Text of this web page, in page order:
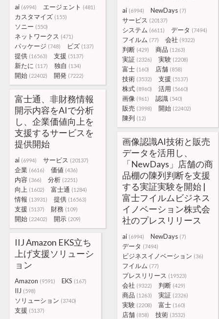
ai (6994) エージェント (481)
カスタマイズ (155)
ソニー (550)
ネットワークス (471)
パッケージ (748) ビズ (137)
提供 (16563) 支援 (5137)
新たに (117) 独自 (134)
開始 (22402) 開発 (7222)
ai (6994) NewDays (7)
サービス (20137)
システム (6611) データ (7494)
フイルム (77) 会社 (9322)
判断 (429) 商品 (1263)
実証 (2326) 実験 (2208)
富士 (160) 店舗 (858)
技術 (3532) 支援 (5137)
株式 (8960) 活用 (5660)
画像 (961) 認識 (540)
販売 (3998) 開始 (22402)
陳列 (12)
富士通、非財務情報
開示内容をAIで分析
し、企業価値向上を
支援するサービスを
提供開始
ai (6994) サービス (20137)
企業 (6616) 価値 (436)
内容 (366) 分析 (2251)
向上 (1602) 富士通 (1284)
情報 (13931) 提供 (16563)
支援 (5137) 財務 (109)
開始 (22402) 開示 (209)
画像認識AI技術と販売
データを活用し、
「NewDays」店舗の商
品棚の陳列判断を支援
する実証実験を開始 |
富士フイルムビジネス
イノベーション株式会
社のプレスリリース
ai (6994) NewDays (7)
データ (7494)
ビジネスイノベーション (36)
フイルム (77)
プレスリリース (19523)
会社 (9322) 判断 (429)
商品 (1263) 実証 (2326)
実験 (2208) 富士 (160)
店舗 (858) 技術 (3532)
IIJ Amazon EKS立ち
上げ支援ソリューシ
ョン
Amazon (9591) EKS (167)
IIJ (598)
ソリューション (3740)
支援 (5137)